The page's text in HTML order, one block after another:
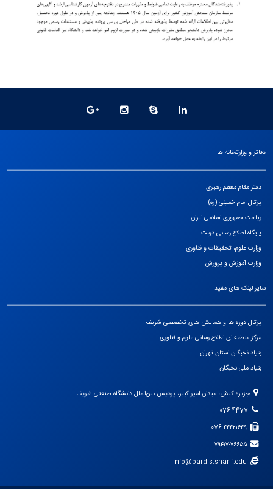
دفاتر و وزارتخانه ها
دفتر مقام معظم رهبری
پرتال امام خمینی (ره)
ریاست جمهوری اسلامی ایران
پایگاه اطلاع رسانی دولت
وزارت علوم، تحقیقات و فناوری
وزارت آموزش و پرورش
سایر لینک های مفید
پرتال دوره ها و همایش های تخصصی شریف
مرکز منطقه ای اطلاع رسانی علوم و فناوری
بنیاد نخبگان استان تهران
بنیاد ملی نخبگان
جزيره كيش، ميدان امير كبير، پرديس بين‌الملل دانشگاه صنعتی شريف
۷۹۴۱۷-۷۶۶۵۵